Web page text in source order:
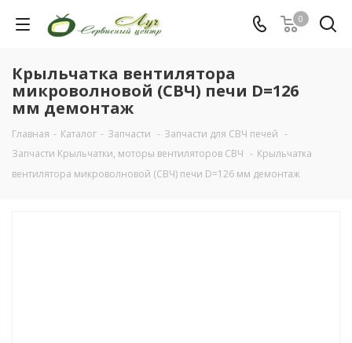
0
Крыльчатка вентилятора
микроволновой (СВЧ) печи D=126
мм демонтаж
Главная - Каталог - Запчасти - Запчасти для СВЧ печей -
Запчасти Крыльчатки, моторы вентиляторов СВЧ - Крыльчатка
вентилятора микроволновой (СВЧ) печи D=126 мм демонтаж